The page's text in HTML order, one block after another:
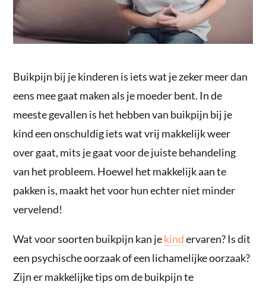
Buikpijn bij je kinderen is iets wat je zeker meer dan
eens mee gaat maken als je moeder bent. In de
meeste gevallen is het hebben van buikpijn bij je
kind een onschuldig iets wat vrij makkelijk weer
over gaat, mits je gaat voor de juiste behandeling
van het probleem. Hoewel het makkelijk aan te
pakken is, maakt het voor hun echter niet minder
vervelend!
Wat voor soorten buikpijn kan jekindervaren? Is dit
een psychische oorzaak of een lichamelijke oorzaak?
Zijn er makkelijke tips om de buikpijn te